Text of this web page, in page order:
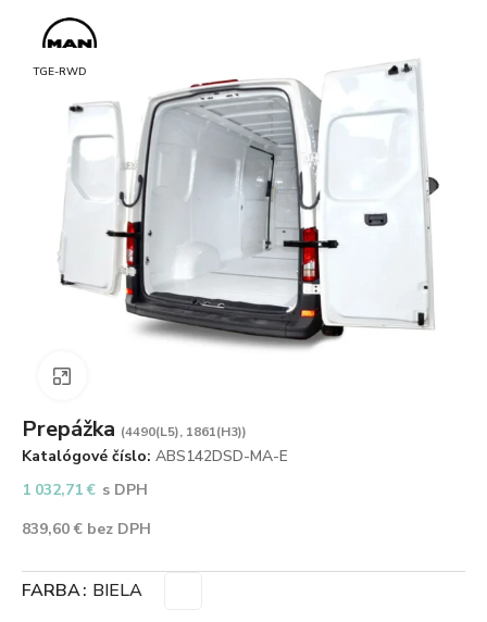
TGE-RWD
Prepážka (4490(L5), 1861(H3))
Katalógové číslo: ABS142DSD-MA-E
1 032,71€ s DPH
839,60€ bez DPH
FARBA BIELA